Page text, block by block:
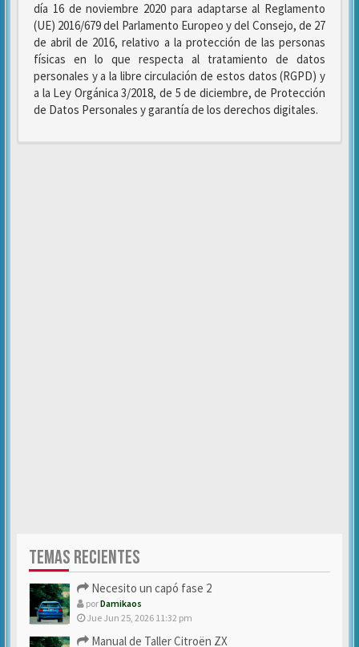
día 16 de noviembre 2020 para adaptarse al Reglamento
(UE) 2016/679 del Parlamento Europeo y del Consejo, de 27
de abril de 2016, relativo a la protección de las personas
físicas en lo que respecta al tratamiento de datos
personales y a la libre circulación de estos datos (RGPD) y
a la Ley Orgánica 3/2018, de 5 de diciembre, de Protección
de Datos Personales y garantía de los derechos digitales.
TEMAS RECIENTES
Necesito un capó fase 2
porDamikaos
Jue Jun 25, 2026 11:32 pm
Manual de Taller Citroën ZX